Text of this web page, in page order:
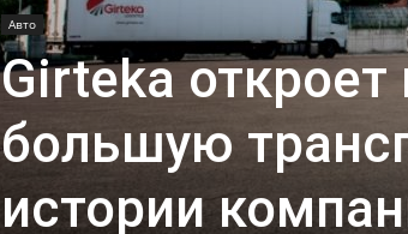
Авто
Girteka
большую
истории